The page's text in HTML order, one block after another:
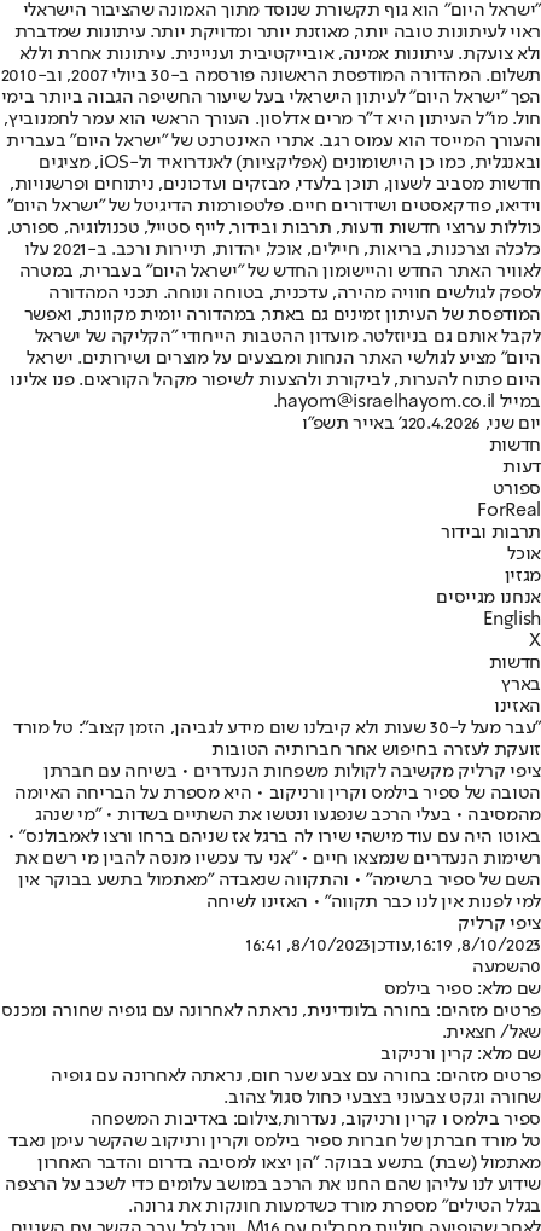
"ישראל היום" הוא גוף תקשורת שנוסד מתוך האמונה שהציבור הישראלי
ראוי לעיתונות טובה יותר, מאוזנת יותר ומדויקת יותר. עיתונות שמדברת
ולא צועקת. עיתונות אמינה, אובייקטיבית ועניינית. עיתונות אחרת וללא
תשלום. המהדורה המודפסת הראשונה פורסמה ב-30 ביולי 2007, וב-2010
הפך "ישראל היום" לעיתון הישראלי בעל שיעור החשיפה הגבוה ביותר בימי
חול. מו"ל העיתון היא ד"ר מרים אדלסון. העורך הראשי הוא עמר לחמנוביץ,
והעורך המייסד הוא עמוס רגב. אתרי האינטרנט של "ישראל היום" בעברית
ובאנגלית, כמו כן היישומונים (אפליקציות) לאנדרואיד ול-iOS, מציגים
חדשות מסביב לשעון, תוכן בלעדי, מבזקים ועדכונים, ניתוחים ופרשנויות,
וידיאו, פודקאסטים ושידורים חיים. פלטפורמות הדיגיטל של "ישראל היום"
כוללות ערוצי חדשות ודעות, תרבות ובידור, לייף סטייל, טכנולוגיה, ספורט,
כלכלה וצרכנות, בריאות, חיילים, אוכל, יהדות, תיירות ורכב. ב-2021 עלו
לאוויר האתר החדש והיישומון החדש של "ישראל היום" בעברית, במטרה
לספק לגולשים חוויה מהירה, עדכנית, בטוחה ונוחה. תכני המהדורה
המודפסת של העיתון זמינים גם באתר, במהדורה יומית מקוונת, ואפשר
לקבל אותם גם בניוזלטר. מועדון ההטבות הייחודי "הקליקה של ישראל
היום" מציע לגולשי האתר הנחות ומבצעים על מוצרים ושירותים. ישראל
היום פתוח להערות, לביקורת ולהצעות לשיפור מקהל הקוראים. פנו אלינו
במייל hayom@israelhayom.co.il.
יום שני, 20.4.2026
ג' באייר תשפ"ו
חדשות
דעות
ספורט
ForReal
תרבות ובידור
אוכל
מגזין
אנחנו מגייסים
English
X
חדשות
בארץ
האזינו
"עבר מעל ל-30 שעות ולא קיבלנו שום מידע לגביהן, הזמן קצוב": טל מורד
זועקת לעזרה בחיפוש אחר חברותיה הטובות
ציפי קרליק מקשיבה לקולות משפחות הנעדרים • בשיחה עם חברתן
הטובה של ספיר בילמס וקרין ורניקוב • היא מספרת על הבריחה האיומה
מהמסיבה • בעלי הרכב שנפגעו ונטשו את השתיים בשדות • "מי שנהג
באוטו היה עם עוד מישהי שירו לה ברגל אז שניהם ברחו ורצו לאמבולנס" •
רשימות הנעדרים שנמצאו חיים • "אני עד עכשיו מנסה להבין מי רשם את
השם של ספיר ברשימה" • והתקווה שנאבדה "מאתמול בתשע בבוקר אין
למי לפנות אין לנו כבר תקווה" • האזינו לשיחה
ציפי קרליק
8/10/2023, 16:19
,עודכן8/10/2023, 16:41
0השמעה
שם מלא: ספיר בילמס
פרטים מזהים: בחורה בלונדינית, נראתה לאחרונה עם גופיה שחורה ומכנס
שאל/ חצאית.
שם מלא: קרין ורניקוב
פרטים מזהים: בחורה עם צבע שער חום, נראתה לאחרונה עם גופיה
שחורה וגקט צבעוני בצבעי כחול סגול צהוב.
ספיר בילמס ו קרין ורניקוב, נעדרות,צילום: באדיבות המשפחה
טל מורד חברתן של חברות ספיר בילמס וקרין ורניקוב שהקשר עימן נאבד
מאתמול (שבת) בתשע בבוקר. "הן יצאו למסיבה בדרום והדבר האחרון
שידוע לנו עליהן שהם החנו את הרכב במושב עלומים כדי לשכב על הרצפה
בגלל הטילים" מספרת מורד כשדמעות חונקות את גרונה.